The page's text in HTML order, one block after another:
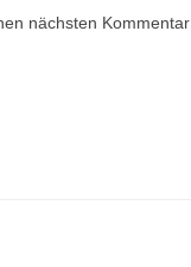
nächsten Kommentar